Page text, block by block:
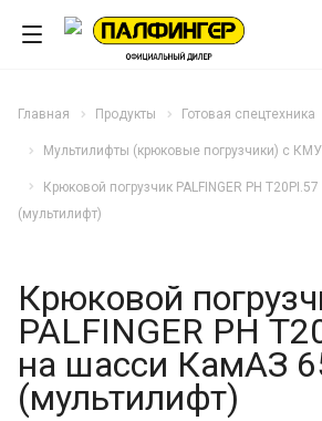
Главная Продукты Готовая спецтехника
Мультилифты (крюковые погрузчики) с КМУ
Крюковой погрузчик PALFINGER РН
(мультилифт)
Крюковой
PALFINGER РН
на шасси КамАЗ
(мультилифт)